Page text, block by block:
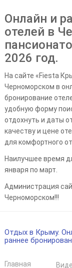
Онлайн и
отелей в
2026 год.
На сайте «Fiesta
Черноморском в
бронирование
удобную форму
отдохнуть и даты
качеству и цене
для комфортного
Наилучшее время
января по март.
Администрация
Черноморском!!!
Отдых в Крыму.
раннее
Главная